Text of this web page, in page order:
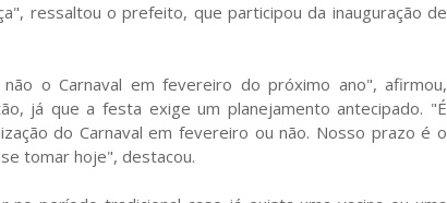
ressaltou o prefeito, que participou da inauguração de
o Carnaval em fevereiro do próximo ano", afirmou,
já que a festa exige um planejamento antecipado. "É
do Carnaval em fevereiro ou não. Nosso prazo é o
tomar hoje", destacou.